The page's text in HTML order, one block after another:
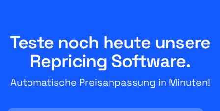
Teste noch heute unsere
Repricing Software.
Automatische Preisanpassung in Minuten!